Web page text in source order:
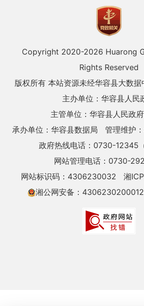
Copyright 2020-2026 Huarong
Rights Reserved
版权所有 本站资源未经华容县大数
主办单位：华容县人民
主管单位：华容县人民政
承办单位：华容县数据局
管理维护
政府热线电话：0730-12345
网站管理电话：0730-
网站标识码：4306230032
湘
湘公网安备：